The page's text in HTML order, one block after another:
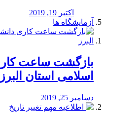
اکتبر 19, 2019
آزمایشگاه ها
بازگشت ساعت
اسلامی استان البرز
دسامبر 25, 2019